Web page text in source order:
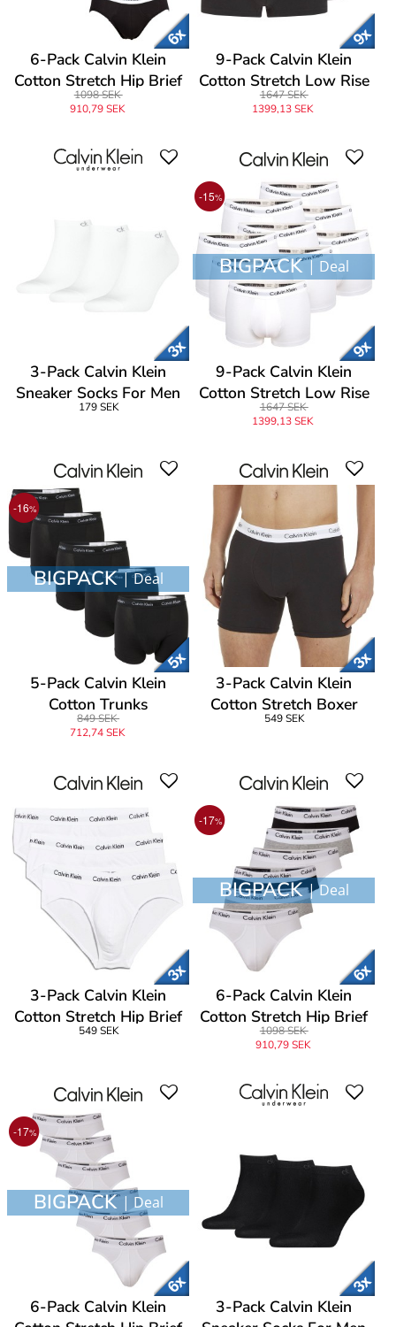
6-Pack Calvin Klein
Cotton Stretch Hip Brief
1098 SEK
910,79 SEK
9-Pack Calvin Klein
Cotton Stretch Low Rise
Trunks
1647 SEK
1399,13 SEK
3-Pack Calvin Klein
Sneaker Socks For Men
179 SEK
-15%
BIGPACK| Deal
9-Pack Calvin Klein
Cotton Stretch Low Rise
Trunks
1647 SEK
1399,13 SEK
-16%
BIGPACK| Deal
5-Pack Calvin Klein
Cotton Trunks
849 SEK
712,74 SEK
3-Pack Calvin Klein
Cotton Stretch Boxer
Brief
549 SEK
3-Pack Calvin Klein
Cotton Stretch Hip Brief
549 SEK
-17%
BIGPACK| Deal
6-Pack Calvin Klein
Cotton Stretch Hip Brief
1098 SEK
910,79 SEK
-17%
BIGPACK | Deal
6-Pack Calvin Klein
3-Pack Calvin Klein